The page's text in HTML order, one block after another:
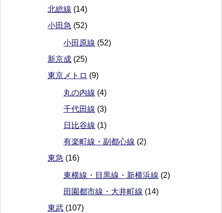
北総線 (14)
小田急 (52)
小田原線 (52)
新京成 (25)
東京メトロ (9)
丸の内線 (4)
千代田線 (3)
日比谷線 (1)
有楽町線・副都心線 (2)
東急 (16)
東横線・目黒線・新横浜線 (2)
田園都市線・大井町線 (14)
東武 (107)